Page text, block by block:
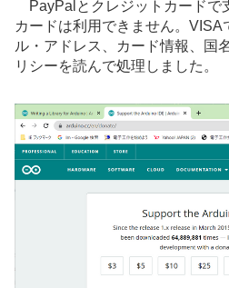
PayPalとクレジットカードで
カードは利用できません。VISA
ル・アドレス、カード情報、国
リシーを読んで処理しました。